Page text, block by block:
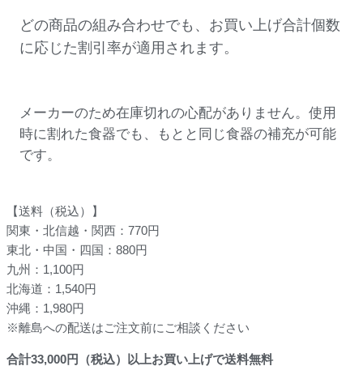
どの商品の組み合わせでも、お買い上げ合計個数
に応じた割引率が適用されます。
メーカーのため在庫切れの心配がありません。使用
時に割れた食器でも、もとと同じ食器の補充が可能
です。
【送料（税込）】
関東・北信越・関西：770円
東北・中国・四国：880円
九州：1,100円
北海道：1,540円
沖縄：1,980円
※離島への配送はご注文前にご相談ください
合計33,000円（税込）以上お買い上げで送料無料